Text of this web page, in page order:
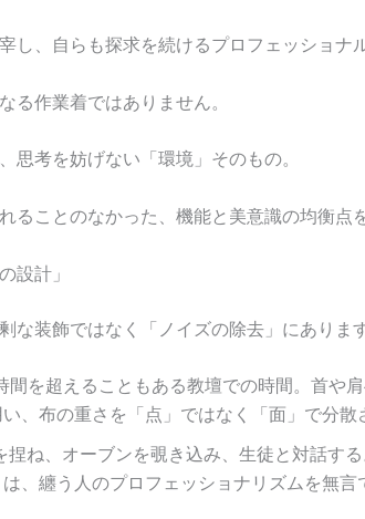
し、自らも探求を続けるプロフェッショナル
る作業着ではありません。
思考を妨げない「環境」そのもの。
ることのなかった、機能と美意識の均衡点
設計」
な装飾ではなく「ノイズの除去」にあります
間を超えることもある教壇での時間。首や
、布の重さを「点」ではなく「面」で分散
捏ね、オーブンを覗き込み、生徒と対話す
、纏う人のプロフェッショナリズムを無言